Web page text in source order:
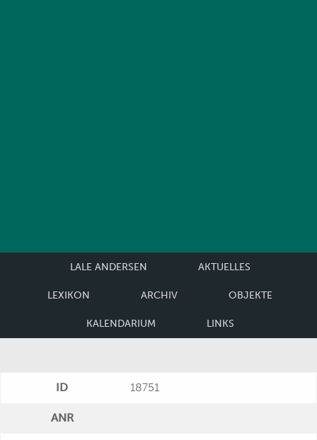
LALE ANDERSEN AKTUELLES
LEXIKON ARCHIV OBJEKTE
KALENDARIUM LINKS
ID 18751
ANR